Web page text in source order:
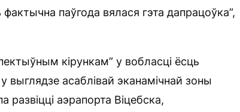
паўгода вялася гэта дапрацоўка”,
кірункам” у вобласці ёсць
асаблівай эканамічнай зоны
аэрапорта Віцебска,